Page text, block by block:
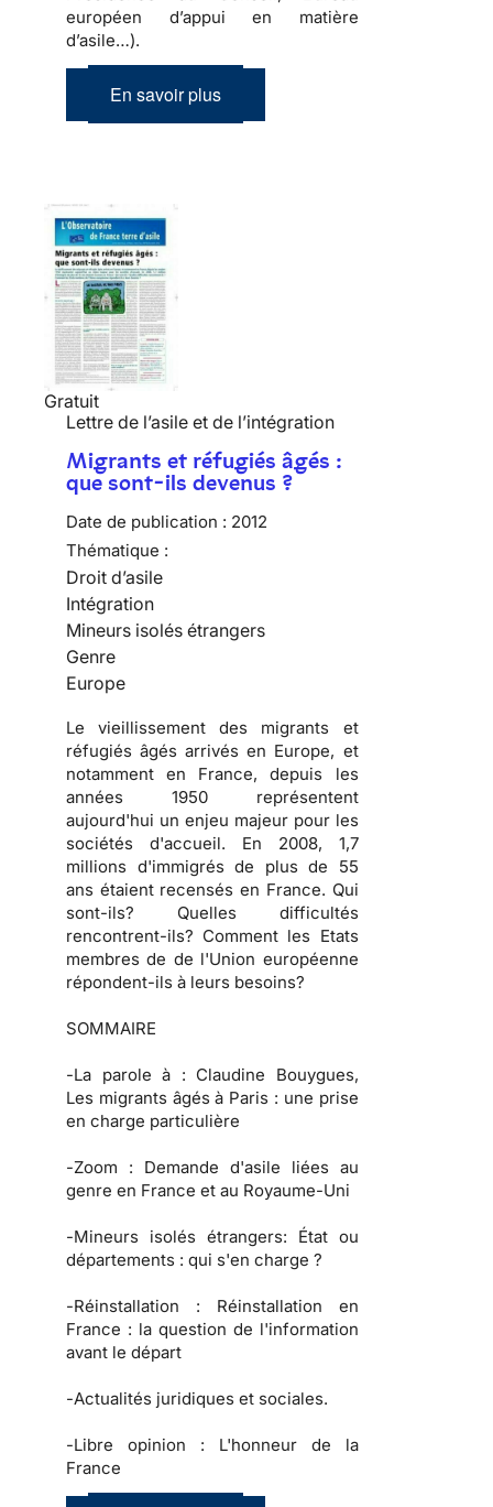
européen d’appui en matière
d’asile…).
En savoir plus
Gratuit
Lettre de l’asile et de l’intégration
Migrants et réfugiés âgés :
que sont-ils devenus ?
Date de publication : 2012
Thématique :
Droit d’asile
Intégration
Mineurs isolés étrangers
Genre
Europe
Le vieillissement des migrants et
réfugiés âgés arrivés en Europe, et
notamment en France, depuis les
années 1950 représentent
aujourd'hui un enjeu majeur pour les
sociétés d'accueil. En 2008, 1,7
millions d'immigrés de plus de 55
ans étaient recensés en France. Qui
sont-ils? Quelles difficultés
rencontrent-ils? Comment les Etats
membres de de l'Union européenne
répondent-ils à leurs besoins?
SOMMAIRE
-La parole à : Claudine Bouygues,
Les migrants âgés à Paris : une prise
en charge particulière
-Zoom : Demande d'asile liées au
genre en France et au Royaume-Uni
-Mineurs isolés étrangers: État ou
départements : qui s'en charge ?
-Réinstallation : Réinstallation en
France : la question de l'information
avant le départ
-Actualités juridiques et sociales.
-Libre opinion : L'honneur de la
France